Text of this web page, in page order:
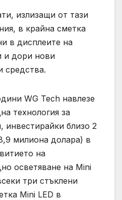
излизащи от тази
в крайна сметка
в дисплеите на
и дори нови
средства.
WG Tech навлезе
технология за
инвестирайки близо 2
милиона долара) в
на
осветяване на Mini
три стъклени
Mini LED в